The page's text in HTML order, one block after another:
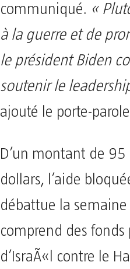
communiqué. «
à la guerre et de
le président Biden
soutenir le
ajouté le porte-
D’un montant de
dollars, l’aide
débattue la
comprend des
d’IsraÃ«l contre le